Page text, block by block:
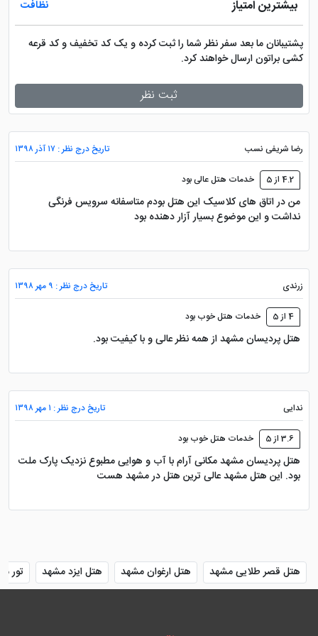
اتاق با متراژ 35 متر، دارای تراس اختصاصی و کفپوش پارکت
و موکت در طبقه یک هتل واقع شده، در این اتاق یک تخت
دونفره موجود است.
سوئیت لوکس
متراژ 35 متر، دارای تراس اختصاصی و کفپوش پارکت و
موکت، یک تخت در طبقه اول است.
کانکت لوکس
اتاق با متراژ 35 متر، دارای تراس اختصاصی و کفپوش پارکت
و موکت دارای دو اتاق دبل و توئین در طبقه اول است.
سینگل لوکس
اتاق با متراژ 35 متر، دارای تراس اختصاصی و کفپوش پارکت
و موکت در طبقه سوم هتل است که یک تخت یک نفره
دارد.
اتاق با متراژ 35 متر، دارای تراس اختصاصی و کفپوش پارکت
و موکت با دو تخت یک نفره در طبقه سوم قرار دارد.
امکانات ورزشی تفریحی هتل
وقتی با امکانات ورزشی و تفریحی همراه باشد، فراموش
نشدنی خواهد شد. امکانات ورزشی و تفریحی این هتل
بیشترین امتیاز نظافت
پشتیبانان ما بعد سفر نظر شما را ثبت کرده و یک کد تخفیف و کد قرعه
کشی براتون ارسال خواهند کرد.
ثبت نظر
رضا شریفی نسب تاریخ درج نظر : ۱۷ آذر ۱۳۹۸
4.2 از 5 خدمات هتل عالی بود
من در اتاق های کلاسیک این هتل بودم متاسفانه سرویس فرنگی
نداشت و این موضوع بسیار آزار دهنده بود
زرندی تاریخ درج نظر : ۹ مهر ۱۳۹۸
4 از 5 خدمات هتل خوب بود
هتل پردیسان مشهد از همه نظر عالی و با کیفیت بود.
ندایی تاریخ درج نظر : ۱ مهر ۱۳۹۸
3.6 از 5 خدمات هتل خوب بود
هتل پردیسان مشهد مکانی آرام با آب و هوایی مطبوع نزدیک پارک ملت
بود. این هتل مشهد عالی ترین هتل در مشهد هست
هتل قصر طلایی مشهد هتل ارغوان مشهد هتل ایزد مشهد تور